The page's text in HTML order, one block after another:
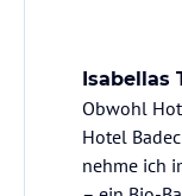
Isabellas
Obwohl
Hotel
nehme ich